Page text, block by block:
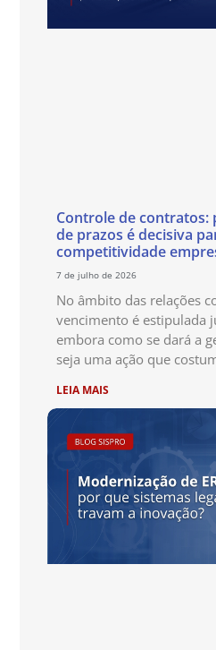
Controle de contratos:
de prazos é decisiva
competitividade
7 de julho de 2026
No âmbito das relações
vencimento é estipulada
embora como se dará a
seja uma ação que
LEIA MAIS